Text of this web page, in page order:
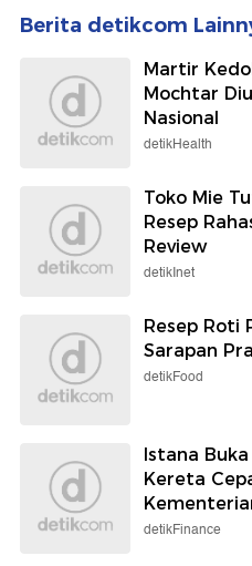
Berita detikcom
Martir
Mochtar
Nasional
detikHealth
Toko Mie
Resep
Review
detikInet
Resep Roti
Sarapan
detikFood
Istana
Kereta
detikFinance